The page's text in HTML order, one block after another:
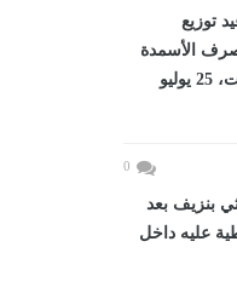
توزيع
صرف الأسمدة
خلال الأسبوع الجارياليوم السبت، 25 يوليو
0
بنزيف بعد
عليه داخل